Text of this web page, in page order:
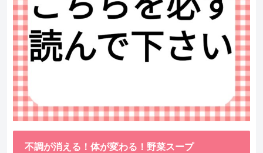
不調が消える！体が変わる！野菜スープ